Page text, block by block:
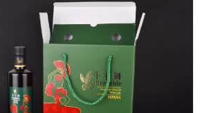
精炼橄榄油